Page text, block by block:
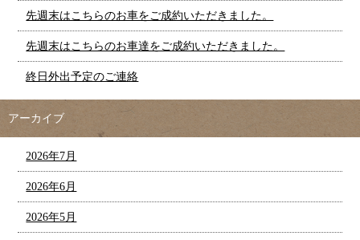
先週末はこちらのお車をご成約いただきました。
先週末はこちらのお車達をご成約いただきました。
終日外出予定のご連絡
アーカイブ
2026年7月
2026年6月
2026年5月